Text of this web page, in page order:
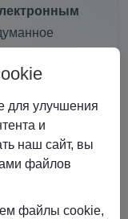
объему 210
этот
условия
от
и
жидкого
для улучшения
и
наш сайт, вы
файлов
файлы cookie,